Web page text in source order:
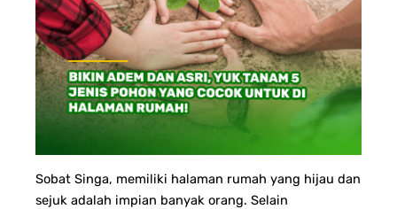
Sobat Singa, memiliki halaman rumah yang hijau dan
sejuk adalah impian banyak orang. Selain